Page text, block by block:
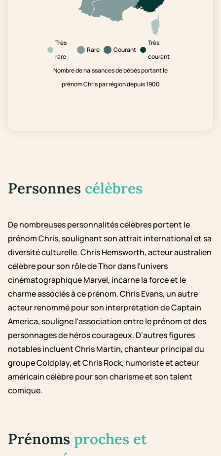
Très
rare
Rare Courant
Très
courant
Nombre de naissances de bébés portant le
prénom Chris par région depuis 1900
Personnes célèbres
De nombreuses personnalités célèbres portent le
prénom Chris, soulignant son attrait international et sa
diversité culturelle. Chris Hemsworth, acteur australien
célèbre pour son rôle de Thor dans l'univers
cinématographique Marvel, incarne la force et le
charme associés à ce prénom. Chris Evans, un autre
acteur renommé pour son interprétation de Captain
America, souligne l'association entre le prénom et des
personnages de héros courageux. D'autres figures
notables incluent Chris Martin, chanteur principal du
groupe Coldplay, et Chris Rock, humoriste et acteur
américain célèbre pour son charisme et son talent
comique.
Prénoms proches et